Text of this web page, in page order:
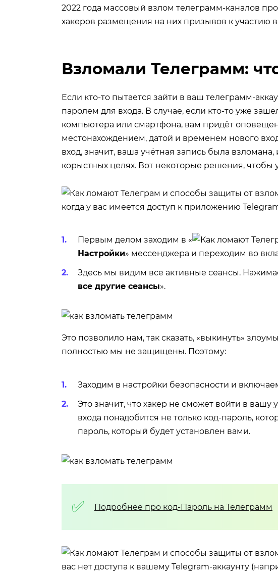
2022 года массовый взлом телеграмм-каналов
хакеров размещения на них призывов к участию
Взломали Телеграмм:
Если кто-то пытается зайти в ваш телеграмм-
паролем для входа. В случае, если кто-то уже
компьютера или смартфона, вам придёт
местонахождением, датой и временем нового
вход, значит, ваша учётная запись была взломана,
корыстных целях. Вот некоторые решения, чтобы
когда у вас имеется доступ к приложению
Первым делом заходим в «
Настройки» мессенджера и переходим во
Здесь мы видим все активные сеансы.
все другие сеансы».
Это позволило нам, так сказать, «выкинуть»
полностью мы не защищены. Поэтому:
Заходим в настройки безопасности и
Это значит, что хакер не сможет войти в вашу
входа понадобится не только код-пароль,
пароль, который будет установлен вами.
Подробнее про код-Пароль на Телеграмм
вас нет доступа к вашему Telegram-аккаунту